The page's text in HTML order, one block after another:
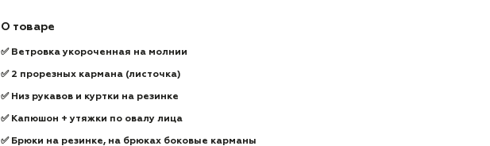
О товаре
✅ Ветровка укороченная на молнии
✅ 2 прорезных кармана (листочка)
✅ Низ рукавов и куртки на резинке
✅ Капюшон + утяжки по овалу лица
✅ Брюки на резинке, на брюках боковые карманы